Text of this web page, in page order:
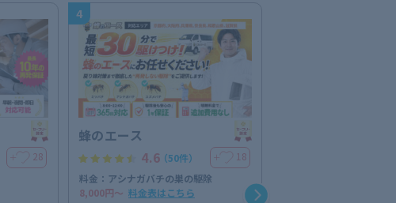
＋
28
4
蜂のエース
4.6（50件） ＋
18
料金：アシナガバチの巣の駆除
8,000円〜 料金表はこちら